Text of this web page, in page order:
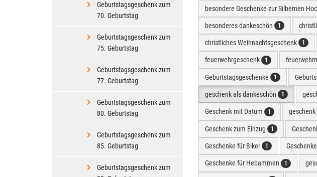
besondere Geschenke zur Silbernen
besonderes dankeschön 1
christliches Weihnachtsgeschenk 1
feuerwehrgeschenk 1
Geburtstagsgeschenke 1
geschenk als dankeschön 1
Geschenk mit Datum 1
Geschenk zum Einzug 1
Geschenke für Biker 1
Geschenke für Hebammen 1
Geburtstagsgeschenk zum
70. Geburtstag
Geburtstagsgeschenk zum
75. Geburtstag
Geburtstagsgeschenk zum
77. Geburtstag
Geburtstagsgeschenk zum
80. Geburtstag
Geburtstagsgeschenk zum
85. Geburtstag
Geburtstagsgeschenk zum